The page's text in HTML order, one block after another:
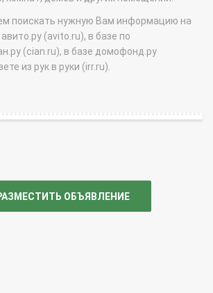
поискать нужную Вам информацию на
(avito.ru), в базе по
(cian.ru), в базе домофонд.ру
из рук в руки (irr.ru).
ОБЪЯВЛЕНИЕ